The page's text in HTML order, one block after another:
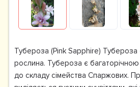
Тубероза (Pink Sapphire)
рослина. Тубероза є
до складу сімейства Спаржових.